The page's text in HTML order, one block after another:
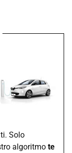
Solo
algoritmo te